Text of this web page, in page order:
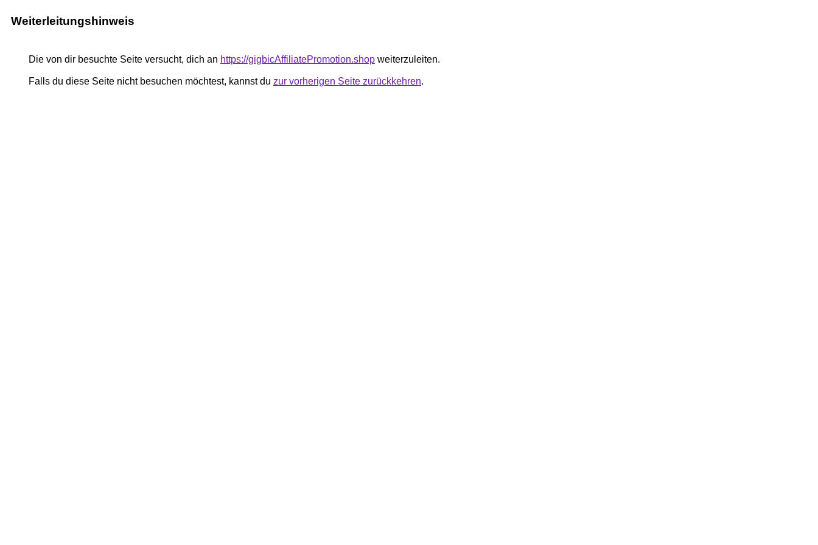
Weiterleitungshinweis
Die von dir besuchte Seite versucht, dich an https://gigbicAffiliatePromotion.shop weiterzuleiten.
Falls du diese Seite nicht besuchen möchtest, kannst du zur vorherigen Seite zurückkehren.